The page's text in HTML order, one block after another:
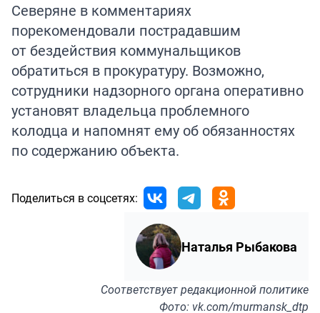
Северяне в комментариях
порекомендовали пострадавшим
от бездействия коммунальщиков
обратиться в прокуратуру. Возможно,
сотрудники надзорного органа оперативно
установят владельца проблемного
колодца и напомнят ему об обязанностях
по содержанию объекта.
Поделиться в соцсетях:
Наталья Рыбакова
Соответствуетредакционной политике
Фото: vk.com/murmansk_dtp